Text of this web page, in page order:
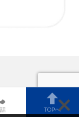
TOPへ